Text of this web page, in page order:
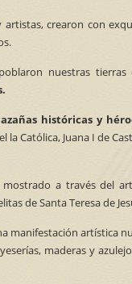
artistas, crearon con
nuestras
históricas y
Católica, Juana I de
a través del
de Santa Teresa de
manifestación artística
maderas y